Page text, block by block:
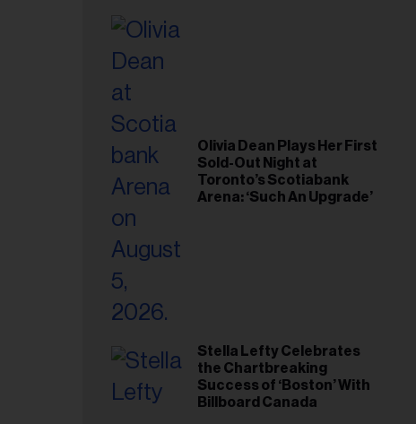
Olivia Dean Plays Her First
Sold-Out Night at
Toronto’s Scotiabank
Arena: ‘Such An Upgrade’
Stella Lefty Celebrates
the Chartbreaking
Success of ‘Boston’ With
Billboard Canada